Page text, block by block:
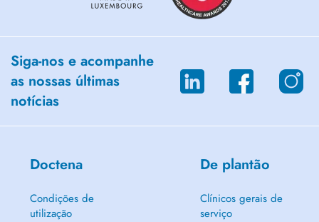
Siga-nos e acompanhe
as nossas últimas
notícias
Doctena
Condições de
utilização
De plantão
Clínicos gerais de
serviço